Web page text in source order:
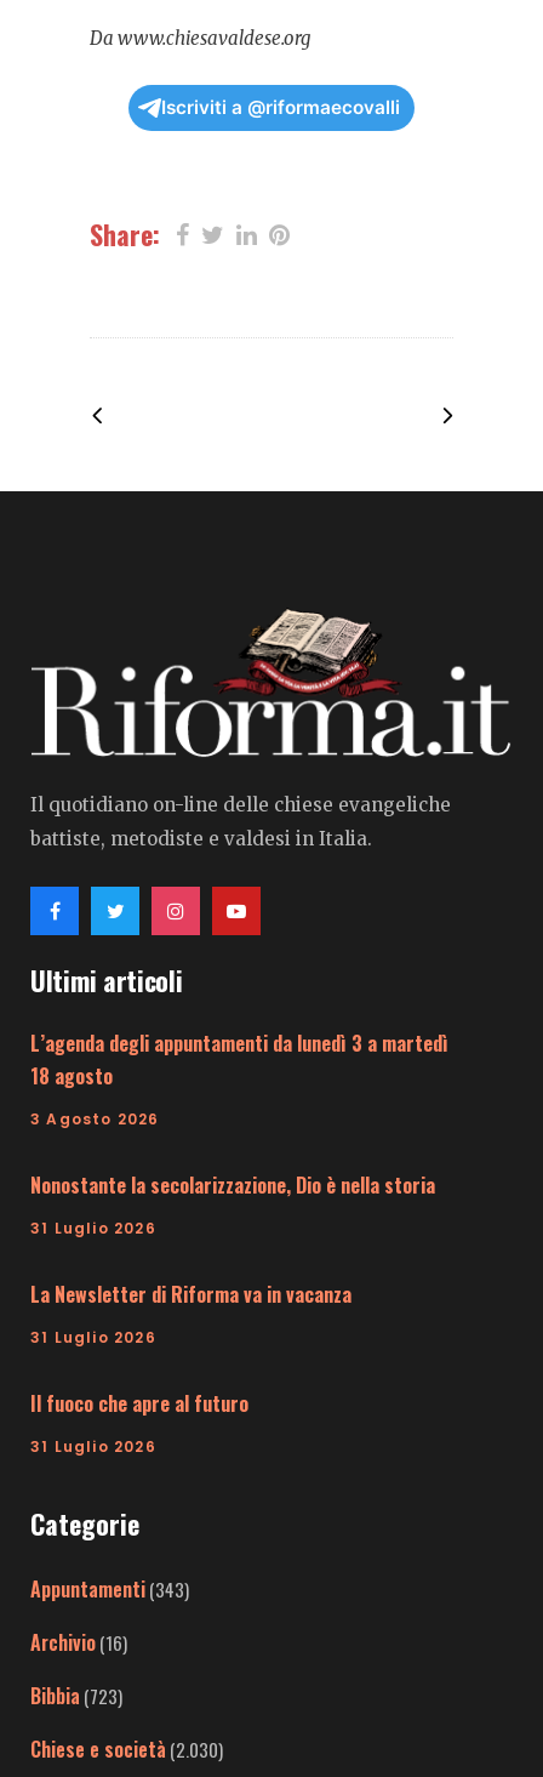
Da www.chiesavaldese.org
Iscriviti a @riformaecovalli
Share:
Il quotidiano on-line delle chiese evangeliche
battiste, metodiste e valdesi in Italia.
Ultimi articoli
L’agenda degli appuntamenti da lunedì 3 a martedì
18 agosto
3 Agosto 2026
Nonostante la secolarizzazione, Dio è nella storia
31 Luglio 2026
La Newsletter di Riforma va in vacanza
31 Luglio 2026
Il fuoco che apre al futuro
31 Luglio 2026
Categorie
Appuntamenti(343)
Archivio(16)
Bibbia (723)
Chiese e società (2.030)